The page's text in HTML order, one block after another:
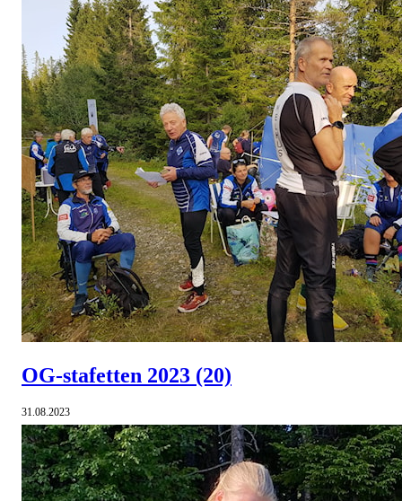
OG-stafetten 2023 (20)
31.08.2023